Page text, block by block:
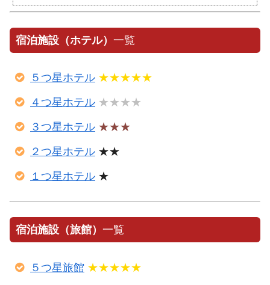
宿泊施設（ホテル） 一覧
５つ星ホテル ★★★★★
４つ星ホテル ★★★★
３つ星ホテル ★★★
２つ星ホテル ★★
１つ星ホテル ★
宿泊施設（旅館） 一覧
５つ星旅館 ★★★★★